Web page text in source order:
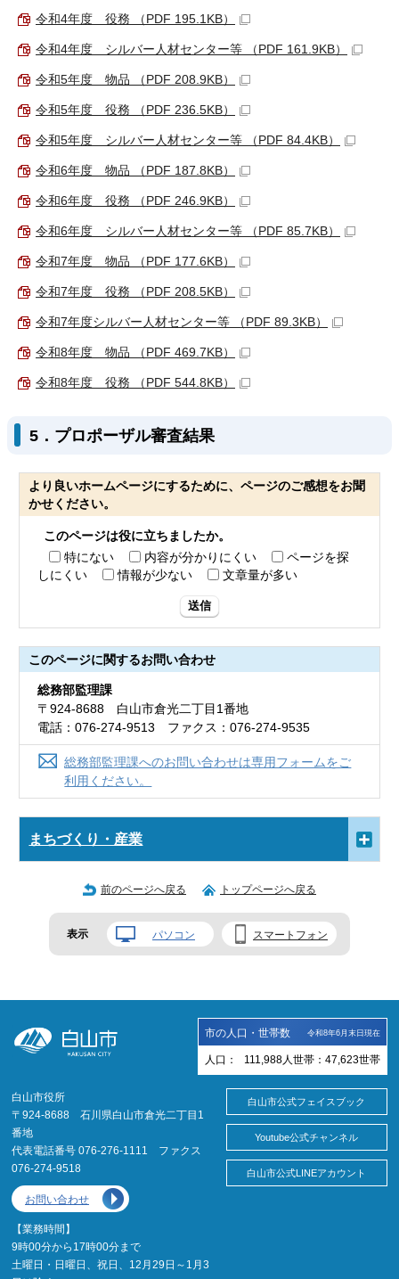
令和4年度 役務 （PDF 195.1KB）
令和4年度 シルバー人材センター等 （PDF 161.9KB）
令和5年度 物品 （PDF 208.9KB）
令和5年度 役務 （PDF 236.5KB）
令和5年度 シルバー人材センター等 （PDF 84.4KB）
令和6年度 物品 （PDF 187.8KB）
令和6年度 役務 （PDF 246.9KB）
令和6年度 シルバー人材センター等 （PDF 85.7KB）
令和7年度 物品 （PDF 177.6KB）
令和7年度 役務 （PDF 208.5KB）
令和7年度シルバー人材センター等 （PDF 89.3KB）
令和8年度 物品 （PDF 469.7KB）
令和8年度 役務 （PDF 544.8KB）
5．プロポーザル審査結果
より良いホームページにするために、ページのご感想をお聞
かせください。
このページは役に立ちましたか。
特にない
内容が分かりにくい
ページを探
しにくい
情報が少ない 文章量が多い
送信
このページに関するお問い合わせ
総務部監理課
〒924-8688 白山市倉光二丁目1番地
電話：076-274-9513 ファクス：076-274-9535
総務部監理課へのお問い合わせは専用フォームをご
利用ください。
まちづくり・産業
前のページへ戻る トップページへ戻る
表示 パソコン スマートフォン
市の人口・世帯数 令和8年6月末日現在
人口： 111,988 人 世帯： 47,623世帯
白山市役所
〒924-8688 石川県白山市倉光二丁目1
番地
代表電話番号 076-276-1111 ファクス
076-274-9518
お問い合わせ
【業務時間】
9時00分から17時00分まで
土曜日・日曜日、祝日、12月29日～1月3
白山市公式フェイスブック
Youtube公式チャンネル
白山市公式LINEアカウント